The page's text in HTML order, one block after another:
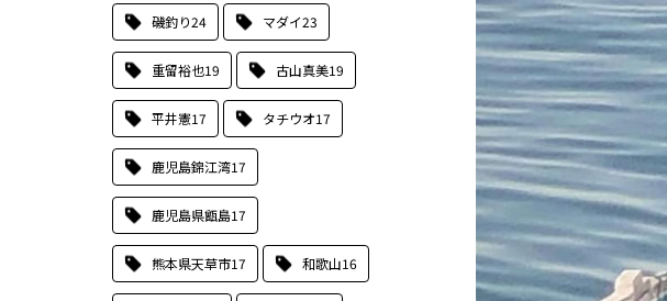
磯釣り24 マダイ23
重留裕也19 古山真美19
平井憲17 タチウオ17
鹿児島錦江湾17
鹿児島県甑島17
熊本県天草市17 和歌山16